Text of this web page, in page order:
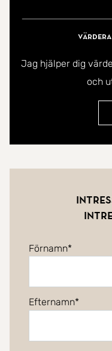
Värdera
Jag hjälper dig
och
Förnamn
Efternamn